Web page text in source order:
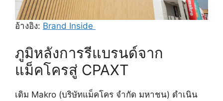
อ้างอิง: Brand Inside
ภูมิหลังการรีแบรนด์จาก
แม็คโครสู่ CPAXT
เดิม Makro (บริษัทแม็คโคร จำกัด มหาชน) ดำเนิน